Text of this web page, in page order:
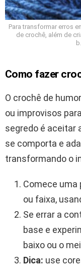
Para transformar erros
de crochê, além de
Como fazer
O crochê de
ou improvisos
segredo é aceitar
se comporta e
transformando o
Comece uma
ou faixa,
Se errar a
base e
baixo ou o
Dica: use